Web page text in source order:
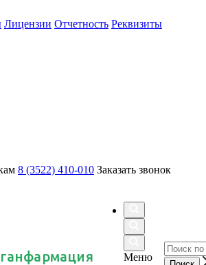
Лицензии Отчетность Реквизиты
8 (3522) 410-010 Заказать звонок
Меню